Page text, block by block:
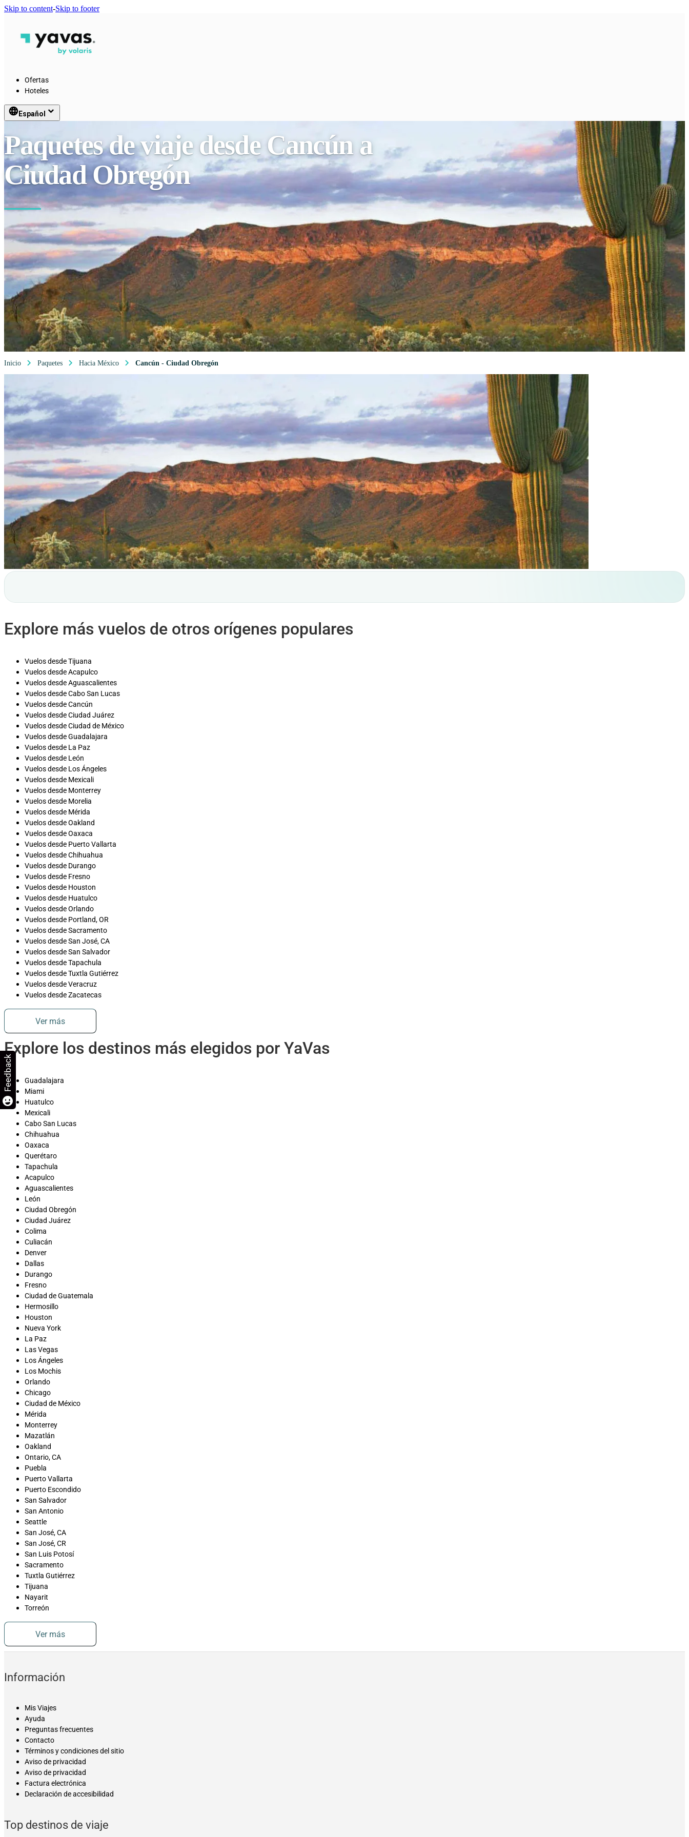
Skip to content-Skip to footer
Ofertas
Hoteles
languageEspañol keyboard_arrow_down
Paquetes de viaje desde Cancún a
Ciudad Obregón
Inicio Paquetes Hacia México Cancún - Ciudad Obregón
Explore más vuelos de otros orígenes populares
Vuelos desde Tijuana
Vuelos desde Acapulco
Vuelos desde Aguascalientes
Vuelos desde Cabo San Lucas
Vuelos desde Cancún
Vuelos desde Ciudad Juárez
Vuelos desde Ciudad de México
Vuelos desde Guadalajara
Vuelos desde La Paz
Vuelos desde León
Vuelos desde Los Ángeles
Vuelos desde Mexicali
Vuelos desde Monterrey
Vuelos desde Morelia
Vuelos desde Mérida
Vuelos desde Oakland
Vuelos desde Oaxaca
Vuelos desde Puerto Vallarta
Vuelos desde Chihuahua
Vuelos desde Durango
Vuelos desde Fresno
Vuelos desde Houston
Vuelos desde Huatulco
Vuelos desde Orlando
Vuelos desde Portland, OR
Vuelos desde Sacramento
Vuelos desde San José, CA
Vuelos desde San Salvador
Vuelos desde Tapachula
Vuelos desde Tuxtla Gutiérrez
Vuelos desde Veracruz
Vuelos desde Zacatecas
Ver más
Explore los destinos más elegidos por YaVas
Guadalajara
Miami
Huatulco
Mexicali
Cabo San Lucas
Chihuahua
Oaxaca
Querétaro
Tapachula
Acapulco
Aguascalientes
León
Ciudad Obregón
Ciudad Juárez
Colima
Culiacán
Denver
Dallas
Durango
Fresno
Ciudad de Guatemala
Hermosillo
Houston
Nueva York
La Paz
Las Vegas
Los Ángeles
Los Mochis
Orlando
Chicago
Ciudad de México
Mérida
Monterrey
Mazatlán
Oakland
Ontario, CA
Puebla
Puerto Vallarta
Puerto Escondido
San Salvador
San Antonio
Seattle
San José, CA
San José, CR
San Luis Potosí
Sacramento
Tuxtla Gutiérrez
Tijuana
Nayarit
Torreón
Ver más
Información
Mis Viajes
Ayuda
Preguntas frecuentes
Contacto
Términos y condiciones del sitio
Aviso de privacidad
Aviso de privacidad
Factura electrónica
Declaración de accesibilidad
Top destinos de viaje
Feedback